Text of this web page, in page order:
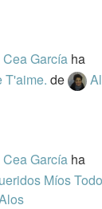
García ha
T'aime.de
García ha
Míos